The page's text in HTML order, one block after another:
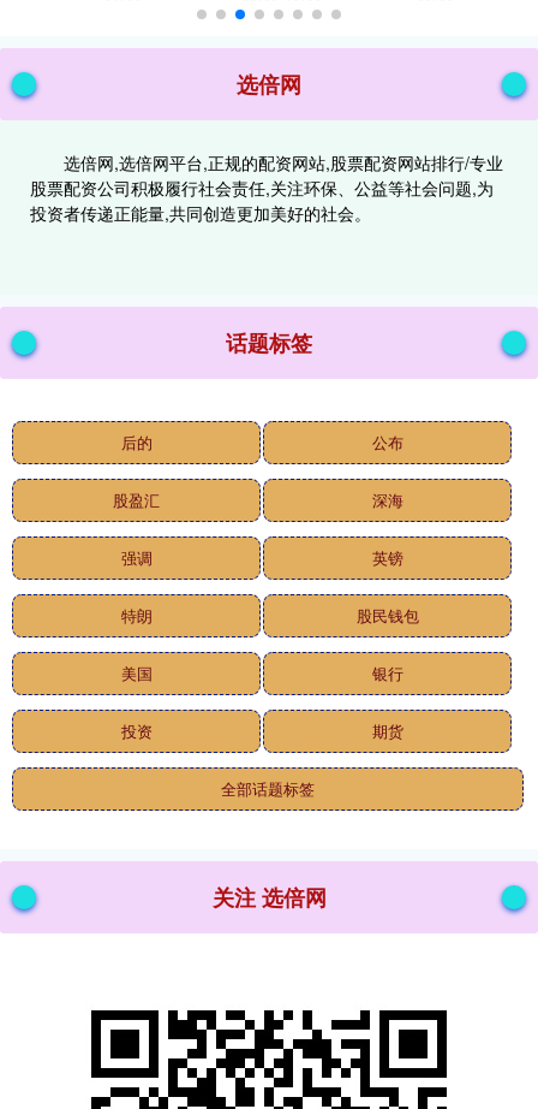
选倍网
选倍网,选倍网平台,正规的配资网站,股票配资网站排行/专业
股票配资公司积极履行社会责任,关注环保、公益等社会问题,为
投资者传递正能量,共同创造更加美好的社会。
话题标签
后的 公布
股盈汇 深海
强调 英镑
特朗 股民钱包
美国 银行
投资 期货
全部话题标签
关注 选倍网